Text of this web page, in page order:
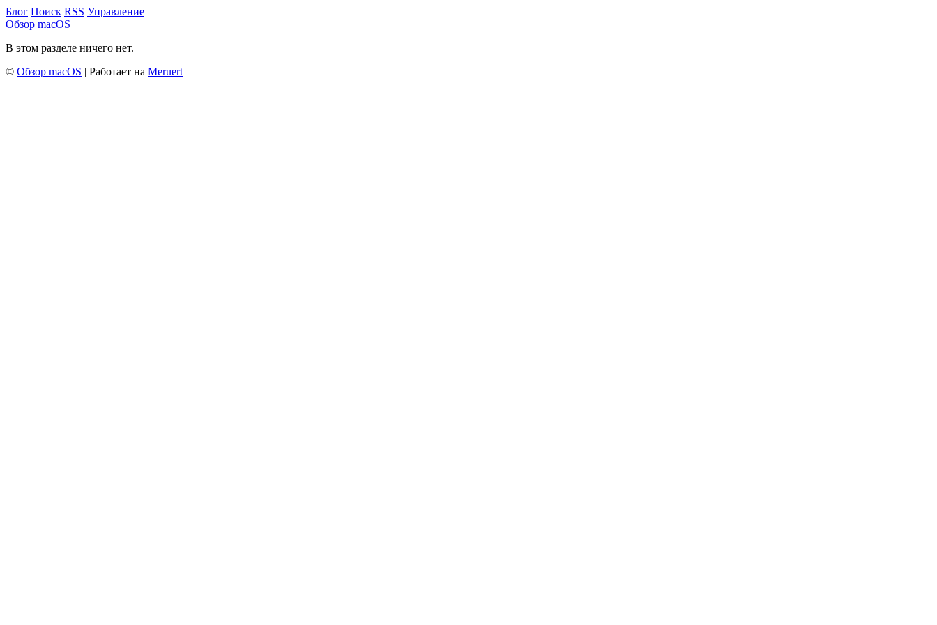
Блог Поиск RSS Управление
Обзор macOS
В этом разделе ничего нет.
© Обзор macOS | Работает на Meruert